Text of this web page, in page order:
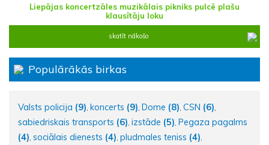
Liepājas koncertzāles muzikālais pikniks pulcē plašu
klausītāju loku
skatīt nākošo
Populārākās birkas
Valsts policija (9) koncerts (9) Dome (8) CSN (6)
sabiedriskais transports (6) izstāde (5) Pegaza pagalms
(4) sociālais dienests (4) pludmales teniss (4)